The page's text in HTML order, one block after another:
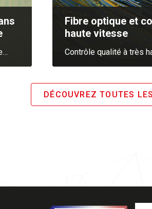
…
Fibre optique et
haute vitesse
Contrôle qualité à très
DÉCOUVREZ TOUTES